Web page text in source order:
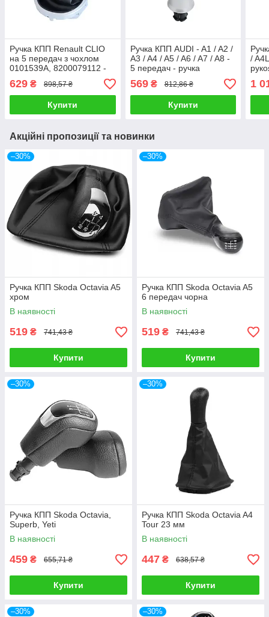
Ручка КПП Renault CLIO
на 5 передач з чохлом
0101539A, 8200079112 -
ручка механічної коробки
передач
629 ₴ 898,57 ₴
Купити
Ручка КПП AUDI - A1 / A2 /
A3 / A4 / A5 / A6 / A7 / A8 -
5 передач - ручка
механічної коробки
передач
569₴ 812,86 ₴
Купити
/
1
Акційні пропозиції та новинки
–30%
Ручка КПП Skoda Octavia A5
хром
В наявності
519 ₴ 741,43 ₴
Купити
–30%
Ручка КПП Skoda Octavia A5
6 передач чорна
В наявності
519 ₴ 741,43 ₴
Купити
–30%
Ручка КПП Skoda Octavia,
Superb, Yeti
В наявності
459 ₴ 655,71 ₴
Купити
–30%
Ручка КПП Skoda Octavia A4
Tour 23 мм
В наявності
447 ₴ 638,57 ₴
Купити
–30% –30%